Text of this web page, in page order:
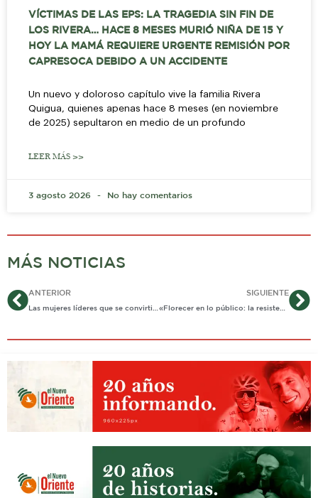
VÍCTIMAS DE LAS EPS: LA TRAGEDIA SIN FIN DE
LOS RIVERA… HACE 8 MESES MURIÓ NIÑA DE 15 Y
HOY LA MAMÁ REQUIERE URGENTE REMISIÓN POR
CAPRESOCA DEBIDO A UN ACCIDENTE
Un nuevo y doloroso capítulo vive la familia Rivera
Quigua, quienes apenas hace 8 meses (en noviembre
de 2025) sepultaron en medio de un profundo
LEER MÁS >>
3 agosto 2026 No hay comentarios
MÁS NOTICIAS
AntANTERIOR SIGUIENTE
«Florecer en lo público: la resistencia de las mujeres en la política casanareña»